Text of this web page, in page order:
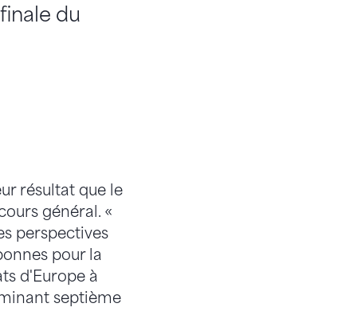
du
résultat que le
général. «
perspectives
pour la
d'Europe à
septième